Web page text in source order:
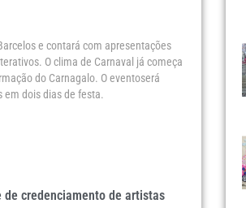
e contará com apresentações
O clima de Carnaval já começa
do Carnagalo. O eventoserá
em dois dias de festa.
credenciamento de artistas